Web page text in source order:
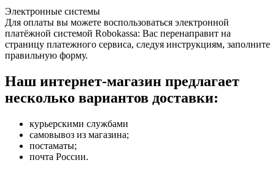
Электронные системы
Для оплаты вы можете воспользоваться электронной
платёжной системой Robokassa: Вас перенаправит на
страницу платежного сервиса, следуя инструкциям, заполните
правильную форму.
Наш интернет-магазин предлагает
несколько вариантов доставки:
курьерскими службами
самовывоз из магазина;
постаматы;
почта России.